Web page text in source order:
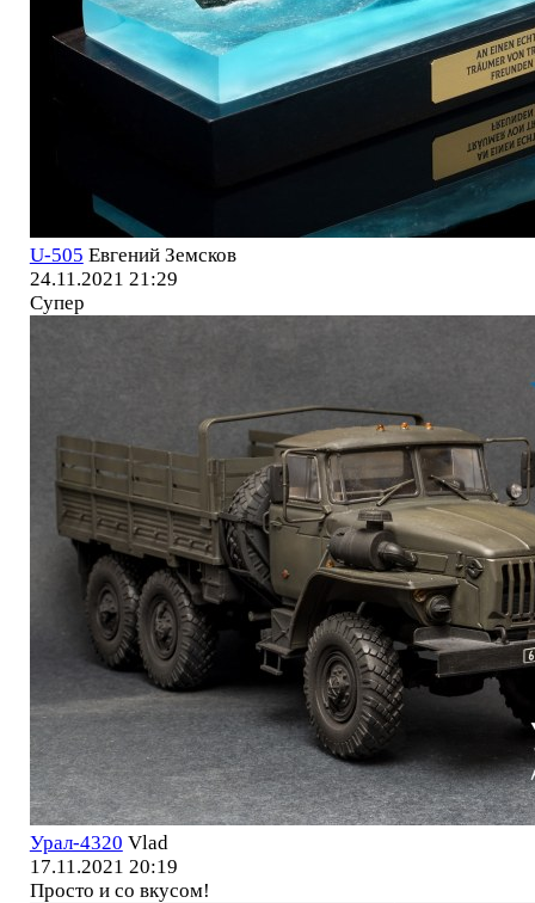
U-505 Евгений Земсков
24.11.2021 21:29
Супер
Урал-4320 Vlad
17.11.2021 20:19
Просто и со вкусом!